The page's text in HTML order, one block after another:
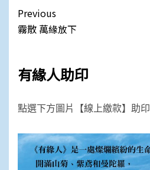
Post
navigation
Previous
霧散 萬緣放下
有緣人助印
點選下方圖片【線上繳款】助印